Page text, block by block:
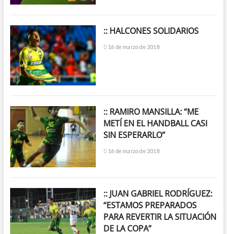
:: HALCONES SOLIDARIOS
16 de marzo de 2018
:: RAMIRO MANSILLA: “ME
METÍ EN EL HANDBALL CASI
SIN ESPERARLO”
16 de marzo de 2018
:: JUAN GABRIEL RODRÍGUEZ:
“ESTAMOS PREPARADOS
PARA REVERTIR LA SITUACIÓN
DE LA COPA”